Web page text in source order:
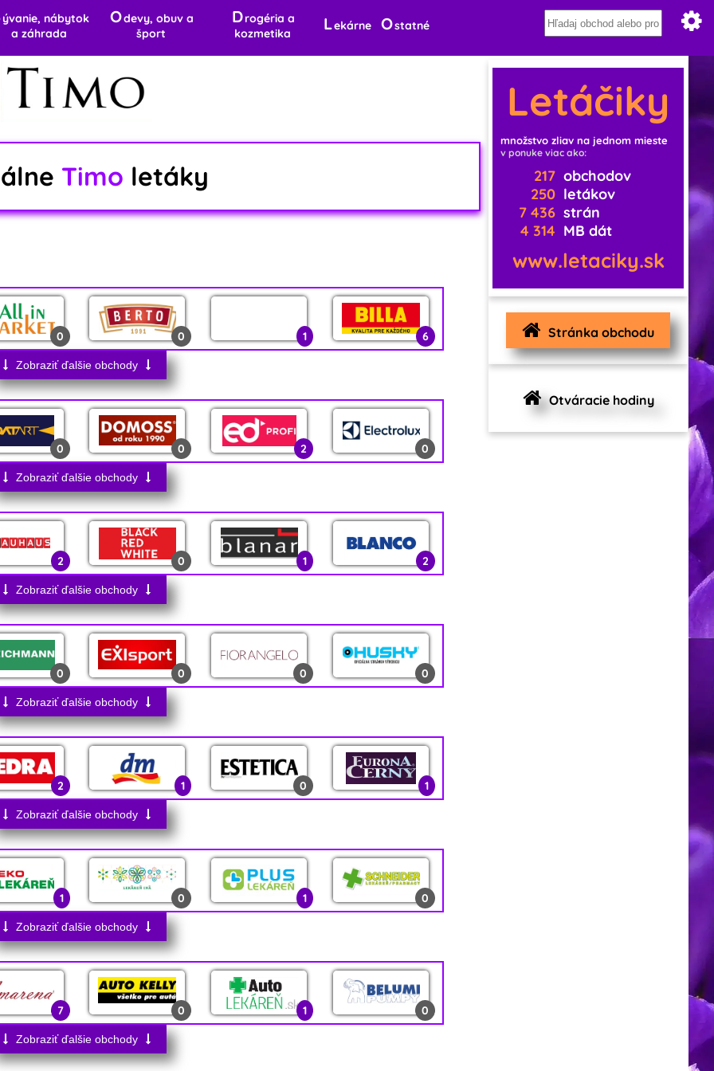
ývanie, nábytok
a záhrada
Odevy, obuv a
šport
Drogéria a
kozmetika
Lekárne Ostatné
Timo letáky
0 0 1 6
4 0 1 0
1 0 4 1
3 1 0 2
1 1 2 12
0 0 23 2
0
Zobraziť ďalšie obchody
0 0 2 0
0 0 0 0
0 0 0 0
0 0
Zobraziť ďalšie obchody
2 0 1 2
0 0 1 0
0 0 2 1
0 3 2 1
3 0 2 13
1 0 0 1
0
Zobraziť ďalšie obchody
0 0 0 0
0 0 2 0
0
Zobraziť ďalšie obchody
2 1 0 1
0 0 16 2
1 0 0
Zobraziť ďalšie obchody
1 0 1 0
1
Zobraziť ďalšie obchody
7 0 1 0
Zobraziť ďalšie obchody
Letáčiky
množstvo zliav na jednom mieste
v ponuke viac ako:
217 obchodov
250 letákov
7 436 strán
4 314 MB dát
www.letaciky.sk
Stránka obchodu
Otváracie hodiny